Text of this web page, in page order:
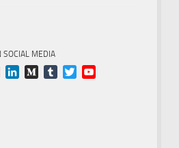
SOCIAL MEDIA
PinterestLinkedInMediumTumblrTwitter